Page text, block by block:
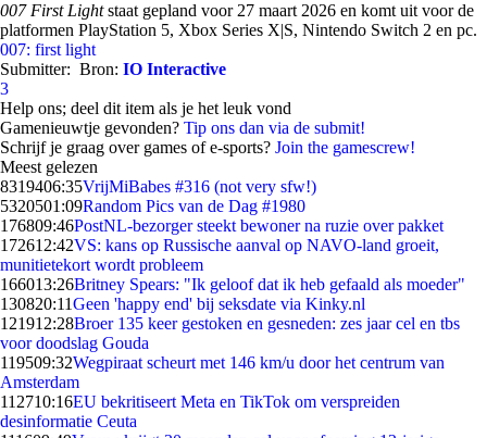
007 First Lightstaat gepland voor 27 maart 2026 en komt uit voor de
platformen PlayStation 5, Xbox Series X|S, Nintendo Switch 2 en pc.
007: first light
Submitter: Bron: IO Interactive
3
Help ons; deel dit item als je het leuk vond
Gamenieuwtje gevonden? Tip ons dan via de submit!
Schrijf je graag over games of e-sports? Join the gamescrew!
Meest gelezen
8319406:35VrijMiBabes #316 (not very sfw!)
5320501:09Random Pics van de Dag #1980
176809:46PostNL-bezorger steekt bewoner na ruzie over pakket
172612:42VS: kans op Russische aanval op NAVO-land groeit,
munitietekort wordt probleem
166013:26Britney Spears: "Ik geloof dat ik heb gefaald als moeder"
130820:11Geen 'happy end' bij seksdate via Kinky.nl
121912:28Broer 135 keer gestoken en gesneden: zes jaar cel en tbs
voor doodslag Gouda
119509:32Wegpiraat scheurt met 146 km/u door het centrum van
Amsterdam
112710:16EU bekritiseert Meta en TikTok om verspreiden
desinformatie Ceuta